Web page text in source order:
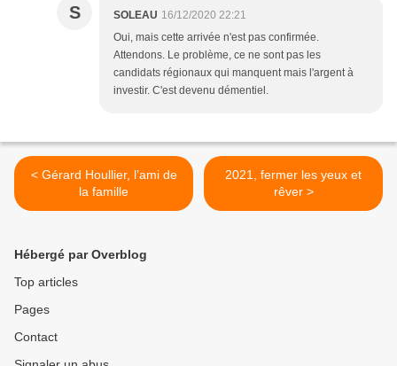
S SOLEAU 16/12/2020 22:21
Oui, mais cette arrivée n'est pas confirmée.
Attendons. Le problème, ce ne sont pas les
candidats régionaux qui manquent mais l'argent à
investir. C'est devenu démentiel.
< Gérard Houllier, l’ami de
la famille
2021, fermer les yeux et
rêver >
Hébergé par Overblog
Top articles
Pages
Contact